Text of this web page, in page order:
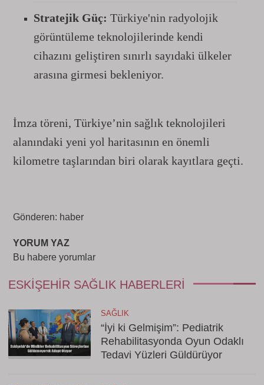
Stratejik Güç: Türkiye'nin radyolojik
görüntüleme teknolojilerinde kendi
cihazını geliştiren sınırlı sayıdaki ülkeler
arasına girmesi bekleniyor.
İmza töreni, Türkiye’nin sağlık teknolojileri
alanındaki yeni yol haritasının en önemli
kilometre taşlarından biri olarak kayıtlara geçti.
Gönderen: haber
YORUM YAZ
Bu habere yorumlar
ESKIŞEHIR SAĞLIK HABERLERI
SAĞLIK
“İyi ki Gelmişim”: Pediatrik
Rehabilitasyonda Oyun Odaklı
Tedavi Yüzleri Güldürüyor